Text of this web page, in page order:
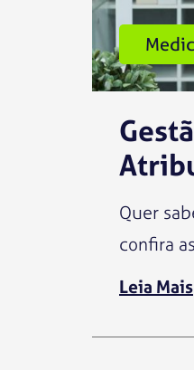
Quer
confira
Leia Mais